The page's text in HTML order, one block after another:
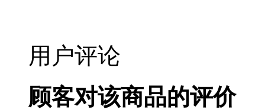
用户评论
顾客对该商品的评价